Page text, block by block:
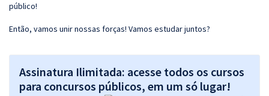
público!
Então, vamos unir nossas forças! Vamos estudar juntos?
Assinatura Ilimitada: acesse todos os cursos
para concursos públicos, em um só lugar!